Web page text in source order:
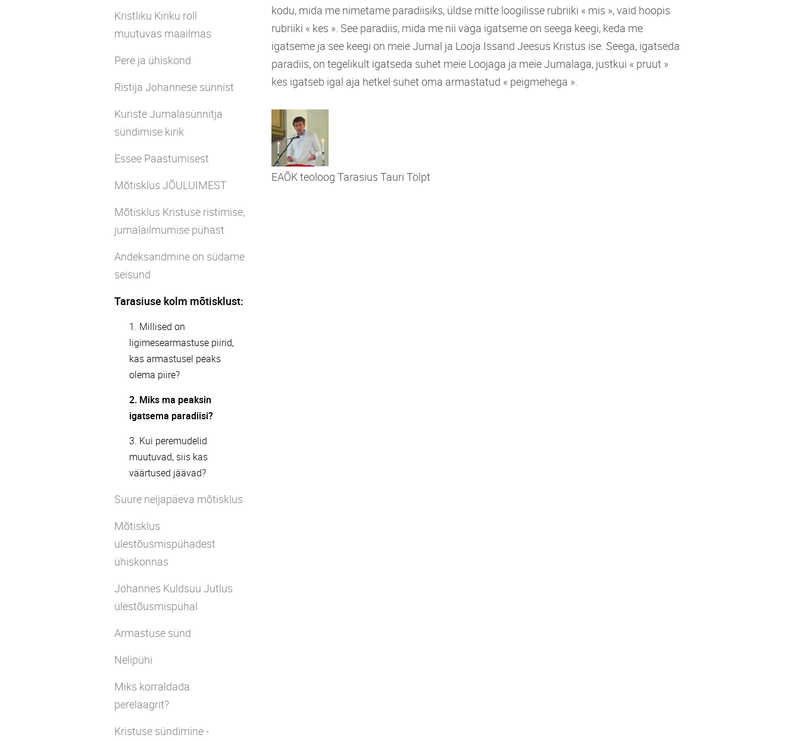
Kristliku Kiriku roll
muutuvas maailmas
Pere ja ühiskond
Ristija Johannese sünnist
Kuriste Jumalasünnitja
sündimise kirik
Essee Paastumisest
Mõtisklus JÕULUIMEST
Mõtisklus Kristuse ristimise,
jumalailmumise pühast
Andeksandmine on südame
seisund
Tarasiuse kolm mõtisklust:
1. Millised on
ligimesearmastuse piirid,
kas armastusel peaks
olema piire?
2. Miks ma peaksin
igatsema paradiisi?
3. Kui peremudelid
muutuvad, siis kas
väärtused jäävad?
Suure neljapäeva mõtisklus
Mõtisklus
ülestõusmispühadest
ühiskonnas
Johannes Kuldsuu Jutlus
ülestõusmispühal
Armastuse sünd
Nelipühi
Miks korraldada
perelaagrit?
Kristuse sündimine -
kodu, mida me nimetame paradiisiks, üldse mitte loogilisse rubriiki « mis », vaid hoopis
rubriiki « kes ». See paradiis, mida me nii väga igatseme on seega keegi, keda me
igatseme ja see keegi on meie Jumal ja Looja Issand Jeesus Kristus ise. Seega, igatseda
paradiis, on tegelikult igatseda suhet meie Loojaga ja meie Jumalaga, justkui « pruut »
kes igatseb igal aja hetkel suhet oma armastatud « peigmehega ».
EAÕK teoloog Tarasius Tauri Tölpt